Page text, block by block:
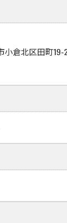
小倉北区田町